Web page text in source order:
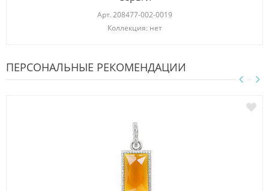
Арт. 208477-002-0019
Коллекция: нет
ПЕРСОНАЛЬНЫЕ РЕКОМЕНДАЦИИ